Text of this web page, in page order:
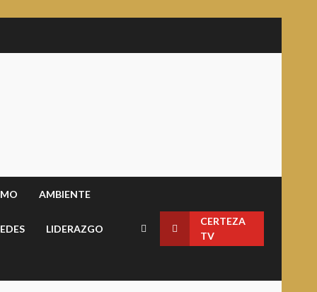
AMBIENTE
LIDERAZGO
CERTEZA
TV